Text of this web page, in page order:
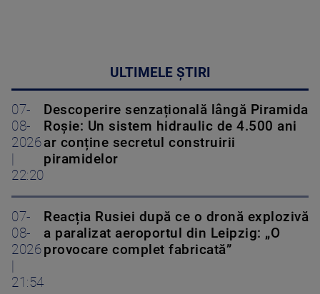
ULTIMELE ȘTIRI
07-
08-
2026
22:20
Descoperire senzațională lângă Piramida
Roșie: Un sistem hidraulic de 4.500 ani
ar conține secretul construirii
piramidelor
07-
08-
2026
21:54
Reacția Rusiei după ce o dronă explozivă
a paralizat aeroportul din Leipzig: „O
provocare complet fabricată”